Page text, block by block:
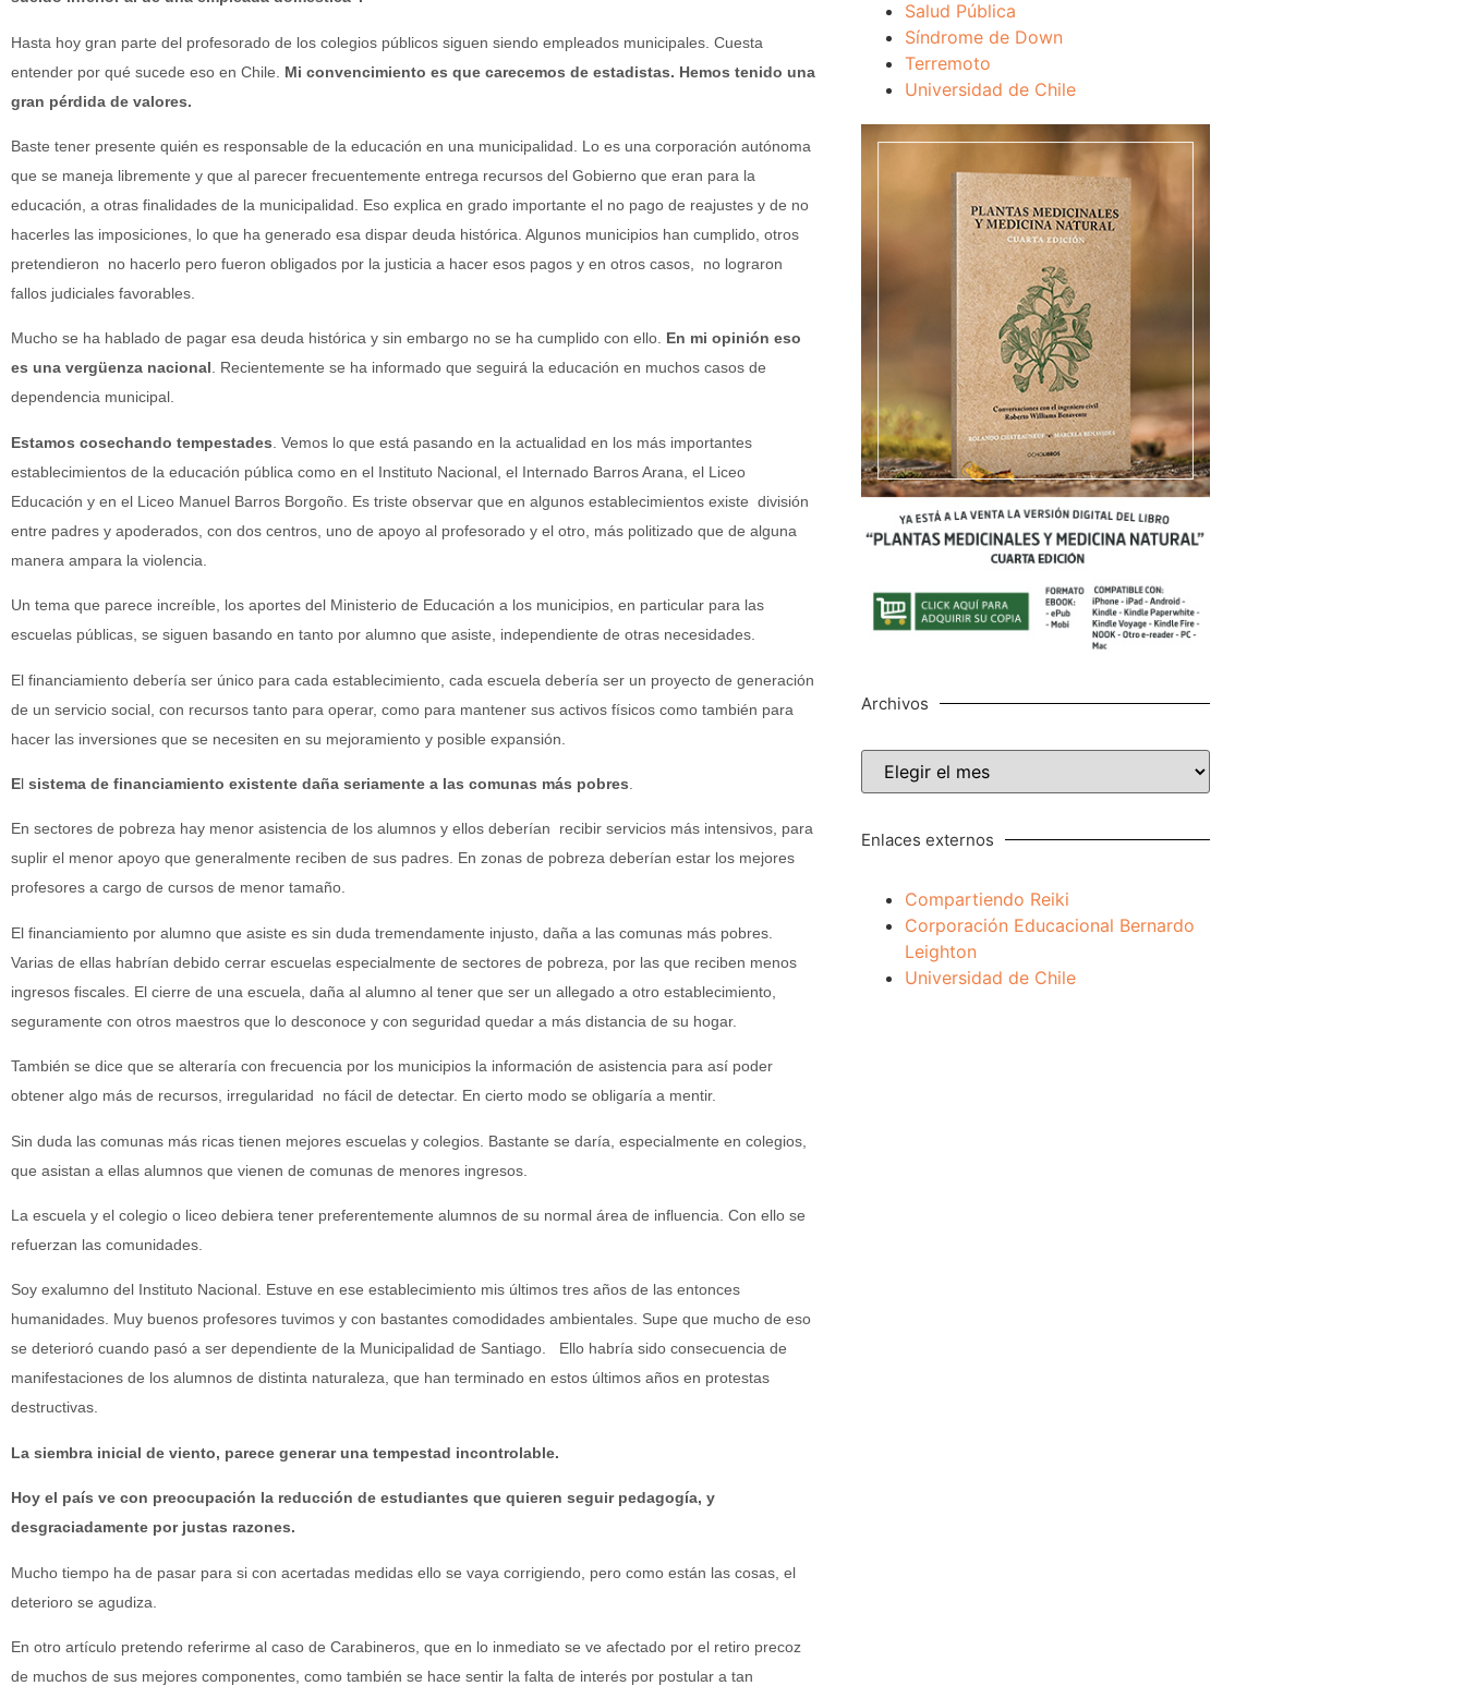
Hasta hoy gran parte del profesorado de los colegios públicos siguen siendo empleados municipales. Cuesta
entender por qué sucede eso en Chile. Mi convencimiento es que carecemos de estadistas. Hemos tenido una
gran pérdida de valores.
Baste tener presente quién es responsable de la educación en una municipalidad. Lo es una corporación autónoma
que se maneja libremente y que al parecer frecuentemente entrega recursos del Gobierno que eran para la
educación, a otras finalidades de la municipalidad. Eso explica en grado importante el no pago de reajustes y de no
hacerles las imposiciones, lo que ha generado esa dispar deuda histórica. Algunos municipios han cumplido, otros
pretendieron no hacerlo pero fueron obligados por la justicia a hacer esos pagos y en otros casos, no lograron
fallos judiciales favorables.
Mucho se ha hablado de pagar esa deuda histórica y sin embargo no se ha cumplido con ello. En mi opinión eso
es una vergüenza nacional. Recientemente se ha informado que seguirá la educación en muchos casos de
dependencia municipal.
Estamos cosechando tempestades . Vemos lo que está pasando en la actualidad en los más importantes
establecimientos de la educación pública como en el Instituto Nacional, el Internado Barros Arana, el Liceo
Educación y en el Liceo Manuel Barros Borgoño. Es triste observar que en algunos establecimientos existe división
entre padres y apoderados, con dos centros, uno de apoyo al profesorado y el otro, más politizado que de alguna
manera ampara la violencia.
Un tema que parece increíble, los aportes del Ministerio de Educación a los municipios, en particular para las
escuelas públicas, se siguen basando en tanto por alumno que asiste, independiente de otras necesidades.
El financiamiento debería ser único para cada establecimiento, cada escuela debería ser un proyecto de generación
de un servicio social, con recursos tanto para operar, como para mantener sus activos físicos como también para
hacer las inversiones que se necesiten en su mejoramiento y posible expansión.
El sistema de financiamiento existente daña seriamente a las comunas más pobres
En sectores de pobreza hay menor asistencia de los alumnos y ellos deberían recibir servicios más intensivos, para
suplir el menor apoyo que generalmente reciben de sus padres. En zonas de pobreza deberían estar los mejores
profesores a cargo de cursos de menor tamaño.
El financiamiento por alumno que asiste es sin duda tremendamente injusto, daña a las comunas más pobres.
Varias de ellas habrían debido cerrar escuelas especialmente de sectores de pobreza, por las que reciben menos
ingresos fiscales. El cierre de una escuela, daña al alumno al tener que ser un allegado a otro establecimiento,
seguramente con otros maestros que lo desconoce y con seguridad quedar a más distancia de su hogar.
También se dice que se alteraría con frecuencia por los municipios la información de asistencia para así poder
obtener algo más de recursos, irregularidad no fácil de detectar. En cierto modo se obligaría a mentir.
Sin duda las comunas más ricas tienen mejores escuelas y colegios. Bastante se daría, especialmente en colegios,
que asistan a ellas alumnos que vienen de comunas de menores ingresos.
La escuela y el colegio o liceo debiera tener preferentemente alumnos de su normal área de influencia. Con ello se
refuerzan las comunidades.
Soy exalumno del Instituto Nacional. Estuve en ese establecimiento mis últimos tres años de las entonces
humanidades. Muy buenos profesores tuvimos y con bastantes comodidades ambientales. Supe que mucho de eso
se deterioró cuando pasó a ser dependiente de la Municipalidad de Santiago. Ello habría sido consecuencia de
manifestaciones de los alumnos de distinta naturaleza, que han terminado en estos últimos años en protestas
destructivas.
La siembra inicial de viento, parece generar una tempestad incontrolable.
Hoy el país ve con preocupación la reducción de estudiantes que quieren seguir pedagogía, y
desgraciadamente por justas razones.
Mucho tiempo ha de pasar para si con acertadas medidas ello se vaya corrigiendo, pero como están las cosas, el
deterioro se agudiza.
En otro artículo pretendo referirme al caso de Carabineros, que en lo inmediato se ve afectado por el retiro precoz
de muchos de sus mejores componentes, como también se hace sentir la falta de interés por postular a tan
Salud Pública
Síndrome de Down
Terremoto
Universidad de Chile
Archivos
Enlaces externos
Compartiendo Reiki
Corporación Educacional Bernardo
Leighton
Universidad de Chile